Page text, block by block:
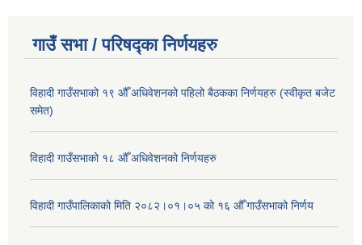
गाउँ सभा / परिषद्का निर्णयहरु
विहादी गाउँसभाको १९ औँ अधिवेशनको पहिलो बैठकका निर्णयहरु (स्वीकृत बजेट
समेत)
विहादी गाउँसभाको १८ औँ अधिवेशनको निर्णयहरु
विहादी गाउँपालिकाको मिति २०८२।०१।०५ को १६ औँ गाउँसभाको निर्णय